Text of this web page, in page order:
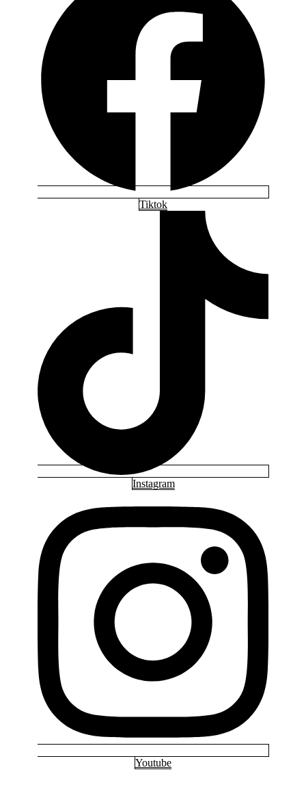
Tiktok
Instagram
Youtube